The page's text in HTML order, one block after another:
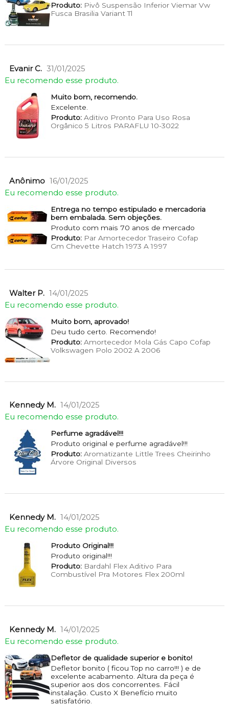
Produto:Pivô Suspensão Inferior Viemar Vw
Fusca Brasilia Variant Tl
Evanir C. 31/01/2025
Eu recomendo esse produto.
Muito bom, recomendo.
Excelente.
Produto:Aditivo Pronto Para Uso Rosa
Orgânico 5 Litros PARAFLU 10-3022
Anônimo 16/01/2025
Eu recomendo esse produto.
Entrega no tempo estipulado e mercadoria
bem embalada. Sem objeções.
Produto com mais 70 anos de mercado
Produto:Par Amortecedor Traseiro Cofap
Gm Chevette Hatch 1973 A 1997
Walter P. 14/01/2025
Eu recomendo esse produto.
Muito bom, aprovado!
Deu tudo certo. Recomendo!
Produto:Amortecedor Mola Gás Capo Cofap
Volkswagen Polo 2002 A 2006
Kennedy M. 14/01/2025
Eu recomendo esse produto.
Perfume agradável!!!
Produto original e perfume agradável!!!
Produto:Aromatizante Little Trees Cheirinho
Árvore Original Diversos
Kennedy M. 14/01/2025
Eu recomendo esse produto.
Produto Original!!!
Produto original!!!
Produto:Bardahl Flex Aditivo Para
Combustível Pra Motores Flex 200ml
Kennedy M. 14/01/2025
Eu recomendo esse produto.
Defletor de qualidade superior e bonito!
Defletor bonito ( ficou Top no carro!!! ) e de
excelente acabamento. Altura da peça é
superior aos dos concorrentes. Fácil
instalação. Custo X Benefício muito
satisfatório.